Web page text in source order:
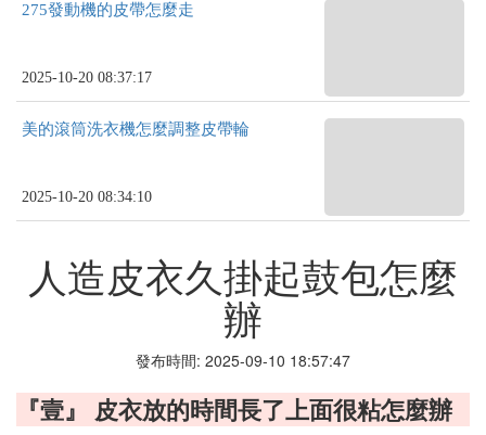
275發動機的皮帶怎麼走
2025-10-20 08:37:17
美的滾筒洗衣機怎麼調整皮帶輪
2025-10-20 08:34:10
人造皮衣久掛起鼓包怎麼
辦
發布時間: 2025-09-10 18:57:47
『壹』 皮衣放的時間長了上面很粘怎麼辦